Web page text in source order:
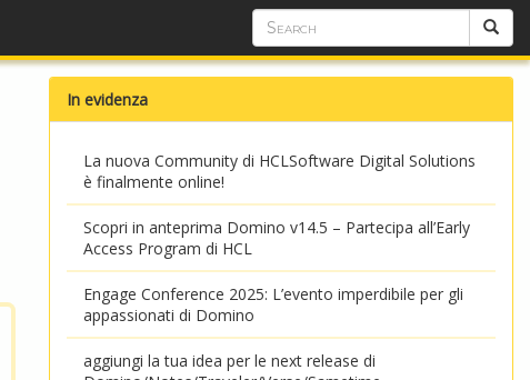
In evidenza
La nuova Community di HCLSoftware Digital Solutions
è finalmente online!
Scopri in anteprima Domino v14.5 – Partecipa all’Early
Access Program di HCL
Engage Conference 2025: L’evento imperdibile per gli
appassionati di Domino
aggiungi la tua idea per le next release di